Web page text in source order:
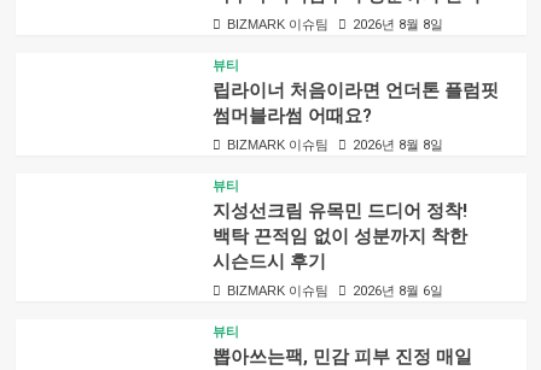
BIZMARK 이슈팀 2026년 8월 8일
뷰티
립라이너 처음이라면 언더톤 플럼핏
썸머블라썸 어때요?
BIZMARK 이슈팀 2026년 8월 8일
뷰티
지성선크림 유목민 드디어 정착!
백탁 끈적임 없이 성분까지 착한
시슨드시 후기
BIZMARK 이슈팀 2026년 8월 6일
뷰티
뽑아쓰는팩, 민감 피부 진정 매일